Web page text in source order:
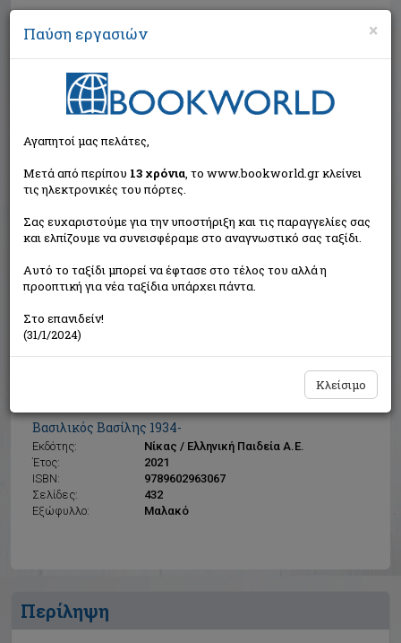
Αναζήτηση
Βασιλικός Βασίλης 1934-
Εκδότης:
Νίκας / Ελληνική Παιδεία Α.Ε.
Έτος:
2021
ISBN:
9789602963067
Σελίδες:
432
Εξώφυλλο:
Μαλακό
Η τιμή μας:€14,31
Δεν υπάρχει δυνατότητα παραγγελίας
Περίληψη
×
Παύση εργασιών
Αγαπητοί μας πελάτες,
Μετά από περίπου 13 χρόνια, το www.bookworld.gr κλείνει
τις ηλεκτρονικές του πόρτες.
Σας ευχαριστούμε για την υποστήριξη και τις παραγγελίες σας
και ελπίζουμε να συνεισφέραμε στο αναγνωστικό σας ταξίδι.
Αυτό το ταξίδι μπορεί να έφτασε στο τέλος του αλλά η
προοπτική για νέα ταξίδια υπάρχει πάντα.
Στο επανιδείν!
(31/1/2024)
Κλείσιμο